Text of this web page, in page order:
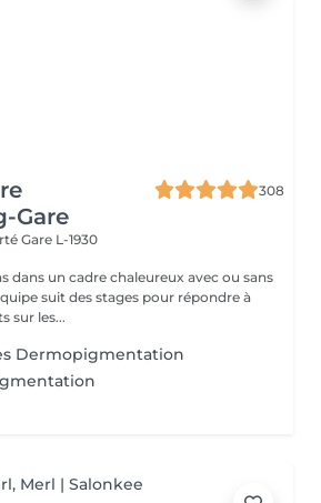
Gare
308
Gare L-1930
dans un cadre chaleureux avec ou sans
suit des stages pour répondre à
sur les...
Dermopigmentation